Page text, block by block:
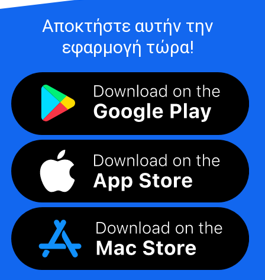
Αποκτήστε αυτήν την
εφαρμογή τώρα!